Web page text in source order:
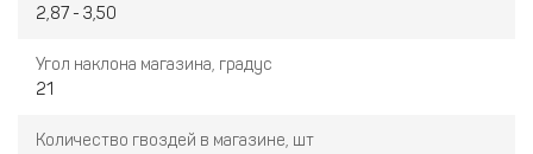
2,87 - 3,50
Угол наклона магазина, градус
21
Количество гвоздей в магазине, шт